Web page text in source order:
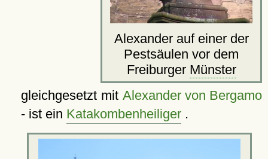
Alexander auf einer der
Pestsäulen vor dem
Freiburger Münster
gleichgesetzt mit Alexander von Bergamo
- ist ein Katakombenheiliger.